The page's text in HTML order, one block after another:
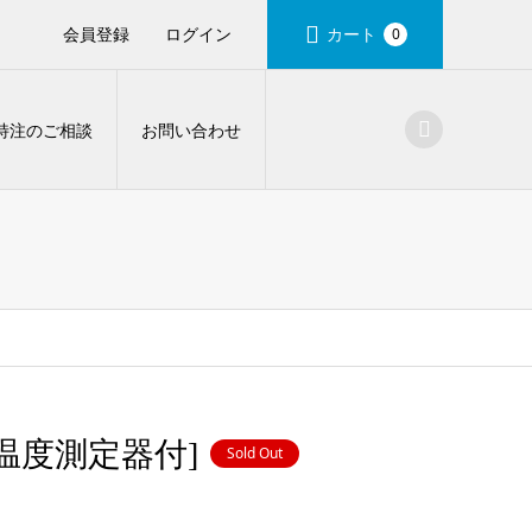
会員登録 ログイン カート 0
注のご相談 お問い合わせ
度測定器付] Sold Out